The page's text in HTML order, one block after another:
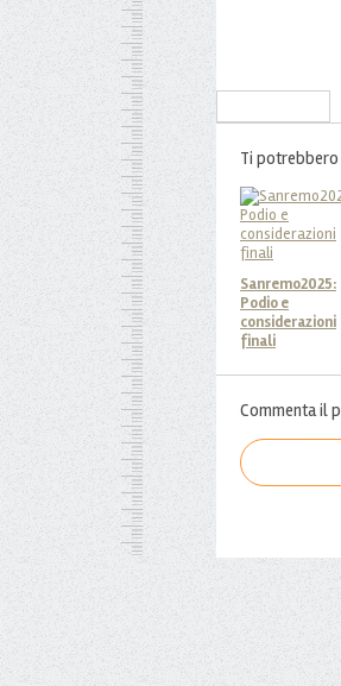
Ti potrebbero
Sanremo2025:
Podio e
considerazioni
finali
Commenta il